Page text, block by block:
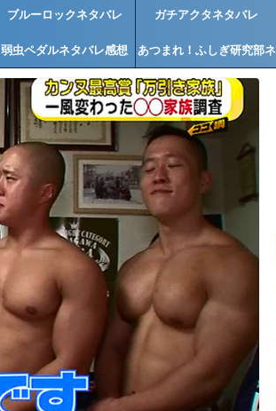
ブルーロックネタバレ ガチアクタネタバレ
弱虫ペダルネタバレ感想 あつまれ！ふしぎ研究部ネ
タバレ感想